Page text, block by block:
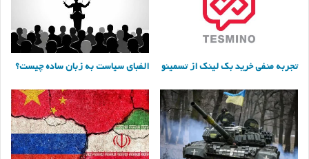
تجربه منفی خرید بک لینک از تسمینو الفبای سیاست به زبان ساده چیست؟